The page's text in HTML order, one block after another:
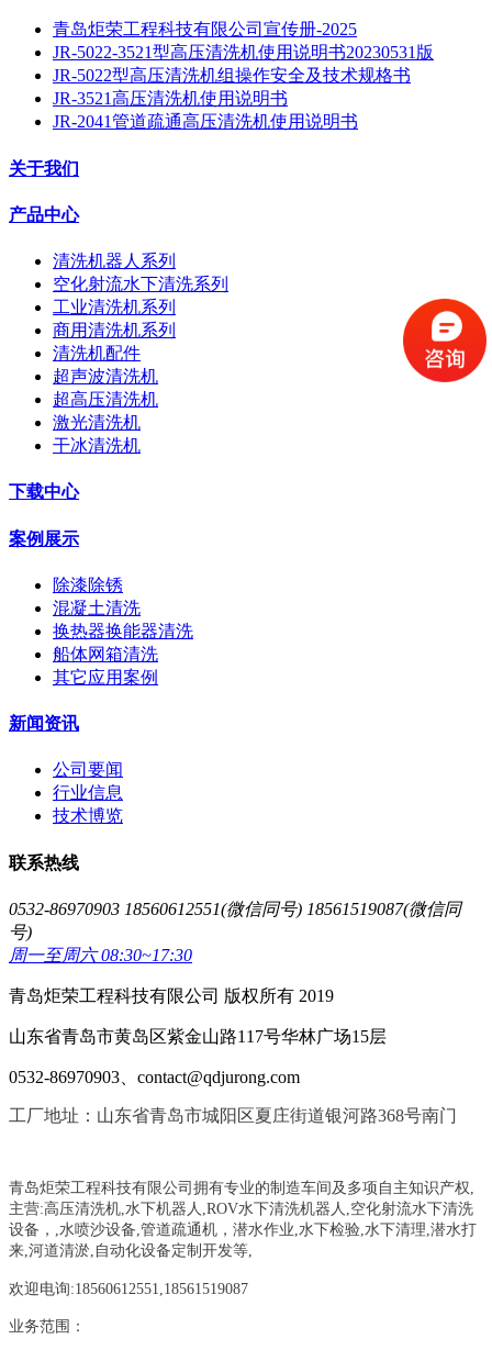
青岛炬荣工程科技有限公司宣传册-2025
JR-5022-3521型高压清洗机使用说明书20230531版
JR-5022型高压清洗机组操作安全及技术规格书
JR-3521高压清洗机使用说明书
JR-2041管道疏通高压清洗机使用说明书
关于我们
产品中心
清洗机器人系列
空化射流水下清洗系列
工业清洗机系列
商用清洗机系列
清洗机配件
超声波清洗机
超高压清洗机
激光清洗机
干冰清洗机
下载中心
案例展示
除漆除锈
混凝土清洗
换热器换能器清洗
船体网箱清洗
其它应用案例
新闻资讯
公司要闻
行业信息
技术博览
联系热线
0532-86970903 18560612551(微信同号) 18561519087(微信同
号)
周一至周六 08:30~17:30
青岛炬荣工程科技有限公司 版权所有 2019
山东省青岛市黄岛区紫金山路117号华林广场15层
0532-86970903、contact@qdjurong.com
工厂地址：山东省青岛市城阳区夏庄街道银河路368号南门
青岛炬荣工程科技有限公司拥有专业的制造车间及多项自主知识产权,
主营:高压清洗机,水下机器人,ROV水下清洗机器人,空化射流水下清洗
设备，
水喷沙设备 ,管道疏通机 ， 潜水作业,水下检验,水下清理,潜水打
来,河道清淤,自动化设备定制开发等,
欢迎电询:18560612551,18561519087
业务范围：